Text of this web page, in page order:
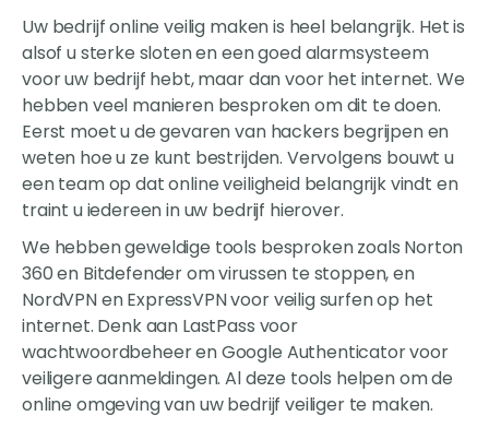
Uw bedrijf online veilig maken is heel belangrijk. Het is
alsof u sterke sloten en een goed alarmsysteem
voor uw bedrijf hebt, maar dan voor het internet. We
hebben veel manieren besproken om dit te doen.
Eerst moet u de gevaren van hackers begrijpen en
weten hoe u ze kunt bestrijden. Vervolgens bouwt u
een team op dat online veiligheid belangrijk vindt en
traint u iedereen in uw bedrijf hierover.
We hebben geweldige tools besproken zoals Norton
360 en Bitdefender om virussen te stoppen, en
NordVPN en ExpressVPN voor veilig surfen op het
internet. Denk aan LastPass voor
wachtwoordbeheer en Google Authenticator voor
veiligere aanmeldingen. Al deze tools helpen om de
online omgeving van uw bedrijf veiliger te maken.